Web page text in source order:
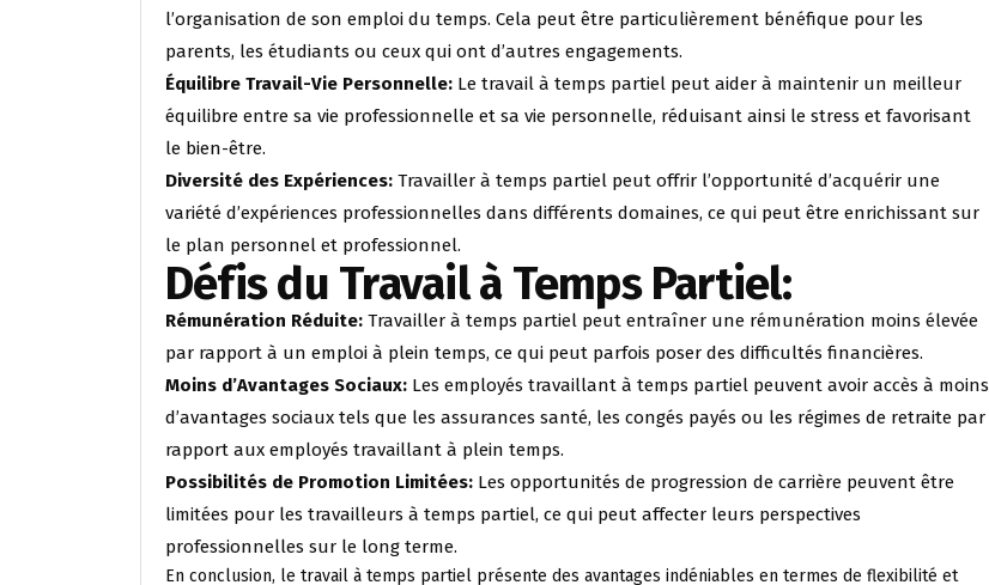
l’organisation de son emploi du temps. Cela peut être particulièrement bénéfique pour les
parents, les étudiants ou ceux qui ont d’autres engagements.
Équilibre Travail-Vie Personnelle: Le travail à temps partiel peut aider à maintenir un meilleur
équilibre entre sa vie professionnelle et sa vie personnelle, réduisant ainsi le stress et favorisant
le bien-être.
Diversité des Expériences: Travailler à temps partiel peut offrir l’opportunité d’acquérir une
variété d’expériences professionnelles dans différents domaines, ce qui peut être enrichissant sur
le plan personnel et professionnel.
Défis du Travail à Temps Partiel:
Rémunération Réduite: Travailler à temps partiel peut entraîner une rémunération moins élevée
par rapport à un emploi à plein temps, ce qui peut parfois poser des difficultés financières.
Moins d’Avantages Sociaux: Les employés travaillant à temps partiel peuvent avoir accès à moins
d’avantages sociaux tels que les assurances santé, les congés payés ou les régimes de retraite par
rapport aux employés travaillant à plein temps.
Possibilités de Promotion Limitées: Les opportunités de progression de carrière peuvent être
limitées pour les travailleurs à temps partiel, ce qui peut affecter leurs perspectives
professionnelles sur le long terme.
En conclusion, le travail à temps partiel présente des avantages indéniables en termes de flexibilité et